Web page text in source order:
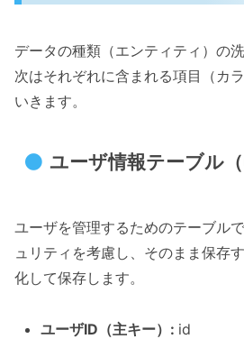
データの種類（エンティティ）の
次はそれぞれに含まれる項目（カ
いきます。
ユーザ情報テーブル（
ユーザを管理するためのテーブル
ュリティを考慮し、そのまま保存
化して保存します。
ユーザID（主キー）: id